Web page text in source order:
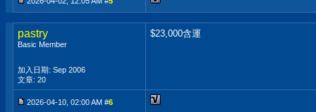
pastry
Basic Member
加入日期: Sep 2006
文章: 20
$23,000含運
2026-04-10, 02:00 AM #6